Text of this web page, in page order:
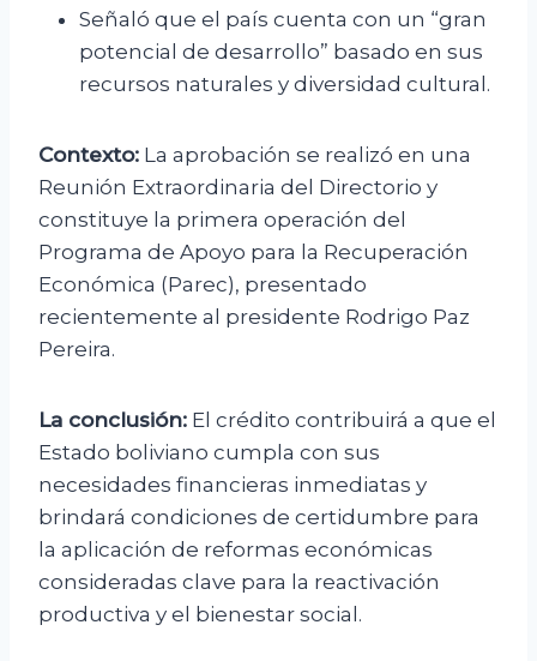
Señaló que el país cuenta con un “gran
potencial de desarrollo” basado en sus
recursos naturales y diversidad cultural.
Contexto: La aprobación se realizó en una
Reunión Extraordinaria del Directorio y
constituye la primera operación del
Programa de Apoyo para la Recuperación
Económica (Parec), presentado
recientemente al presidente Rodrigo Paz
Pereira.
La conclusión: El crédito contribuirá a que el
Estado boliviano cumpla con sus
necesidades financieras inmediatas y
brindará condiciones de certidumbre para
la aplicación de reformas económicas
consideradas clave para la reactivación
productiva y el bienestar social.